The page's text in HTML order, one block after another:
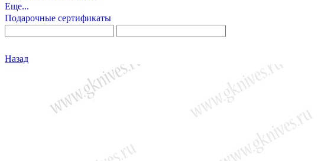
Еще...
Подарочные сертификаты
Назад